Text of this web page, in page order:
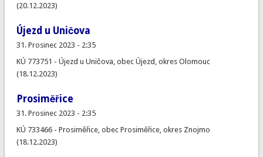
(20.12.2023)
Újezd u Uničova
31. Prosinec 2023 - 2:35
KÚ 773751 - Újezd u Uničova, obec Újezd, okres Olomouc
(18.12.2023)
Prosiměřice
31. Prosinec 2023 - 2:35
KÚ 733466 - Prosiměřice, obec Prosiměřice, okres Znojmo
(18.12.2023)